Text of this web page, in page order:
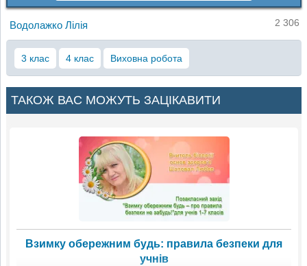
Водолажко Лілія 2 306
3 клас 4 клас Виховна робота
ТАКОЖ ВАС МОЖУТЬ ЗАЦІКАВИТИ
Взимку обережним будь: правила безпеки для
учнів